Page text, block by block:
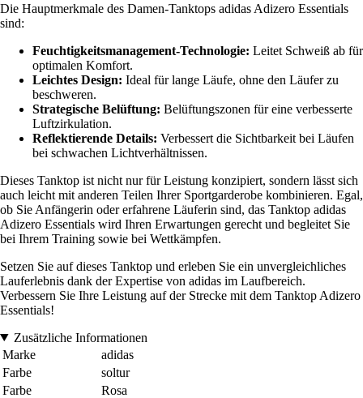
Die Hauptmerkmale des Damen-Tanktops adidas Adizero Essentials
sind:
Feuchtigkeitsmanagement-Technologie: Leitet Schweiß ab für
optimalen Komfort.
Leichtes Design: Ideal für lange Läufe, ohne den Läufer zu
beschweren.
Strategische Belüftung: Belüftungszonen für eine verbesserte
Luftzirkulation.
Reflektierende Details: Verbessert die Sichtbarkeit bei Läufen
bei schwachen Lichtverhältnissen.
Dieses Tanktop ist nicht nur für Leistung konzipiert, sondern lässt sich
auch leicht mit anderen Teilen Ihrer Sportgarderobe kombinieren. Egal,
ob Sie Anfängerin oder erfahrene Läuferin sind, das Tanktop adidas
Adizero Essentials wird Ihren Erwartungen gerecht und begleitet Sie
bei Ihrem Training sowie bei Wettkämpfen.
Setzen Sie auf dieses Tanktop und erleben Sie ein unvergleichliches
Lauferlebnis dank der Expertise von adidas im Laufbereich.
Verbessern Sie Ihre Leistung auf der Strecke mit dem Tanktop Adizero
Essentials!
Zusätzliche Informationen
Marke
adidas
Farbe
soltur
Farbe
Rosa